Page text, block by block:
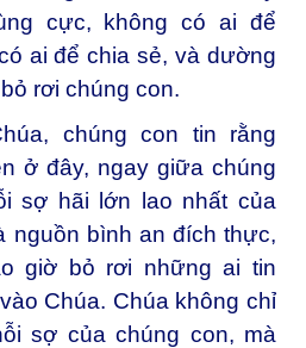
cực, không có ai để
ai để chia sẻ, và dường
rơi chúng con.
chúng con tin rằng
ở đây, ngay giữa chúng
sợ hãi lớn lao nhất của
nguồn bình an đích thực,
giờ bỏ rơi những ai tin
Chúa. Chúa không chỉ
sợ của chúng con, mà